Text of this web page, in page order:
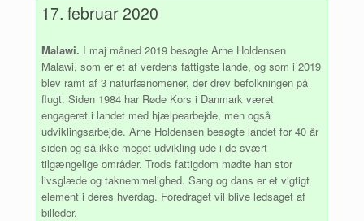
17. februar 2020
Malawi. I maj måned 2019 besøgte Arne Holdensen
Malawi, som er et af verdens fattigste lande, og som i 2019
blev ramt af 3 naturfænomener, der drev befolkningen på
flugt. Siden 1984 har Røde Kors i Danmark været
engageret i landet med hjælpearbejde, men også
udviklingsarbejde. Arne Holdensen besøgte landet for 40 år
siden og så ikke meget udvikling ude i de svært
tilgængelige områder. Trods fattigdom mødte han stor
livsglæde og taknemmelighed. Sang og dans er et vigtigt
element i deres hverdag. Foredraget vil blive ledsaget af
billeder.